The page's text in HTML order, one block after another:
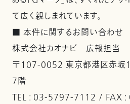
て広く親しまれています。
■ 本件に関するお問い合わせ
株式会社カオナビ 広報担当
〒107-0052 東京都港区赤
7階
TEL : 03-5797-7112 / FAX